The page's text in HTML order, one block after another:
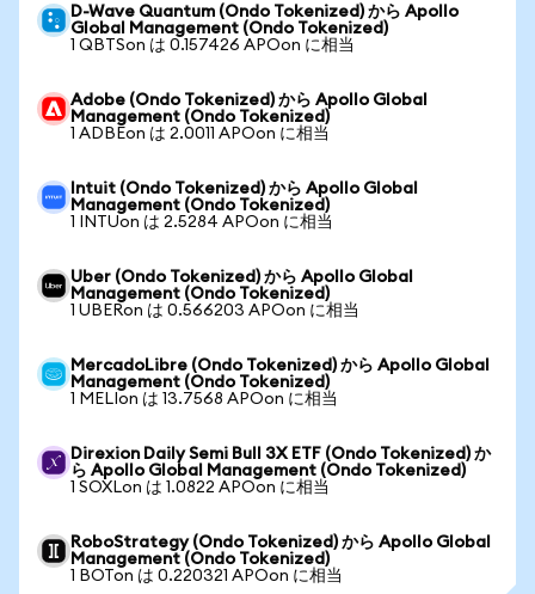
D-Wave Quantum (Ondo Tokenized) から Apollo
Global Management (Ondo Tokenized)
1 QBTSon は 0.157426 APOon に相当
Adobe (Ondo Tokenized) から Apollo Global
Management (Ondo Tokenized)
1 ADBEon は 2.0011 APOon に相当
Intuit (Ondo Tokenized) から Apollo Global
Management (Ondo Tokenized)
1 INTUon は 2.5284 APOon に相当
Uber (Ondo Tokenized) から Apollo Global
Management (Ondo Tokenized)
1 UBERon は 0.566203 APOon に相当
MercadoLibre (Ondo Tokenized) から Apollo Global
Management (Ondo Tokenized)
1 MELIon は 13.7568 APOon に相当
Direxion Daily Semi Bull 3X ETF (Ondo Tokenized) か
ら Apollo Global Management (Ondo Tokenized)
1 SOXLon は 1.0822 APOon に相当
RoboStrategy (Ondo Tokenized) から Apollo Global
Management (Ondo Tokenized)
1 BOTon は 0.220321 APOon に相当